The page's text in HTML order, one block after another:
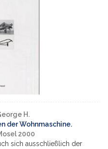
H.
der Wohnmaschine.
2000
sich ausschließlich der